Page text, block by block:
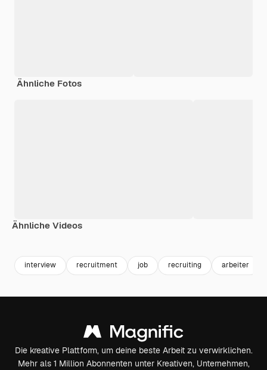
Ähnliche Fotos
Ähnliche Videos
interview recruitment job recruiting arbeiter
Die kreative Plattform, um deine beste Arbeit zu verwirklichen.
Mehr als 1 Million Abonnenten unter Kreativen, Unternehmen,